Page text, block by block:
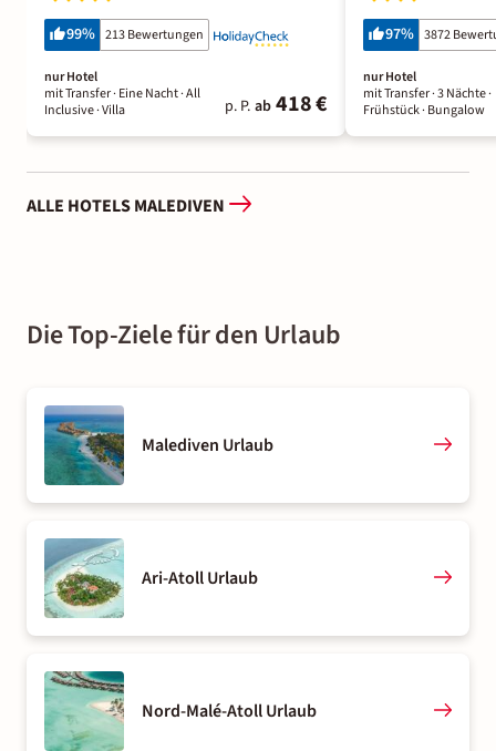
99% 213 Bewertungen
nur Hotel
mit Transfer ·Eine Nacht· All
Inclusive· Villa p. P. ab 418 €
97% 3872
nur Hotel
mit Transfer ·3 Nächte·
Frühstück· Bungalow
ALLE HOTELS MALEDIVEN
Die Top-Ziele für den Urlaub
Malediven Urlaub
Ari-Atoll Urlaub
Nord-Malé-Atoll Urlaub